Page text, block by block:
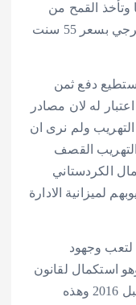
وتأخذ القمح من
المزارع وتبيعه للنظام عن طريق قاطرجي بسعر 55 سنت
دفع ثمن
له لان مصادر
ولم نرى ان
القصف
الكردستاني
لميزانية الادارة
لتعب وجهود
استكمال لقانون
المرور وحجز السيارات التي موديلها قبل 2016 وهذه